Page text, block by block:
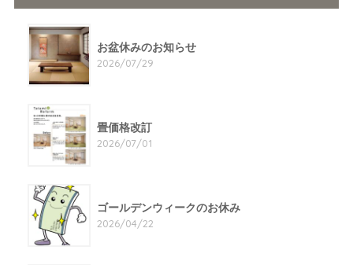
お盆休みのお知らせ
2026/07/29
畳価格改訂
2026/07/01
ゴールデンウィークのお休み
2026/04/22